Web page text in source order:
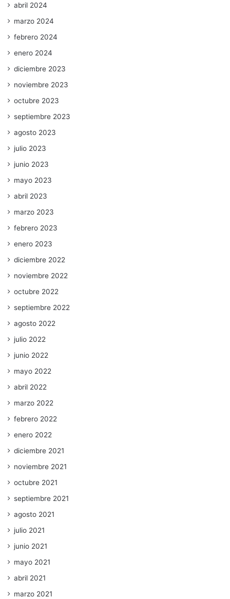
abril 2024
marzo 2024
febrero 2024
enero 2024
diciembre 2023
noviembre 2023
octubre 2023
septiembre 2023
agosto 2023
julio 2023
junio 2023
mayo 2023
abril 2023
marzo 2023
febrero 2023
enero 2023
diciembre 2022
noviembre 2022
octubre 2022
septiembre 2022
agosto 2022
julio 2022
junio 2022
mayo 2022
abril 2022
marzo 2022
febrero 2022
enero 2022
diciembre 2021
noviembre 2021
octubre 2021
septiembre 2021
agosto 2021
julio 2021
junio 2021
mayo 2021
abril 2021
marzo 2021